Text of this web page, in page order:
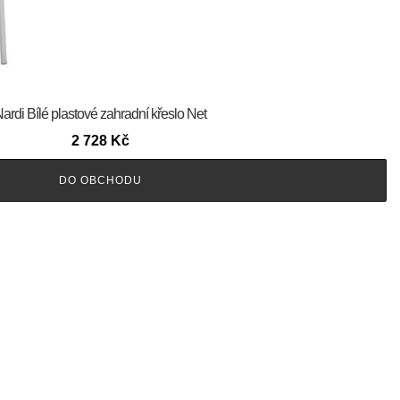
Bílé plastové zahradní křeslo Net
2 728 Kč
DO OBCHODU